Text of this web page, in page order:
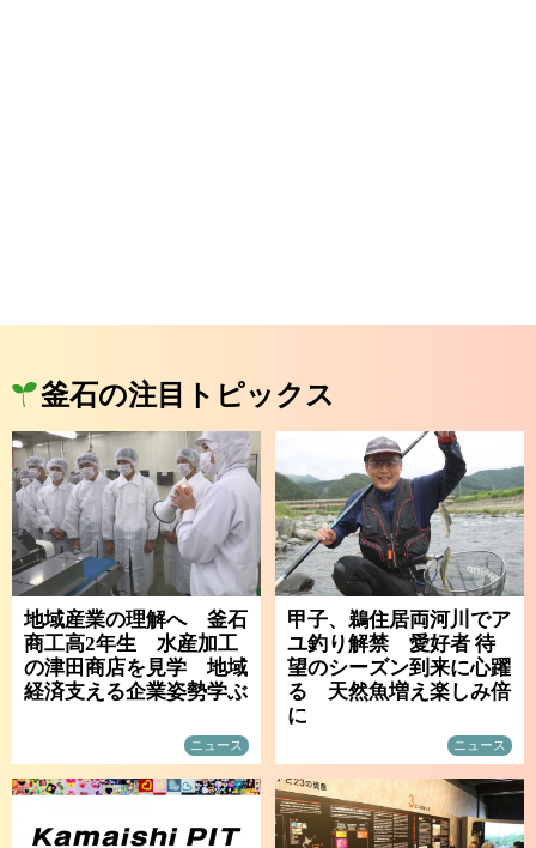
釜石の注目トピックス
地域産業の理解へ 釜石
商工高2年生 水産加工
の津田商店を見学 地域
経済支える企業姿勢学ぶ
ニュース
甲子、鵜住居両河川でア
ユ釣り解禁 愛好者 待
望のシーズン到来に心躍
る 天然魚増え楽しみ倍
に
ニュース